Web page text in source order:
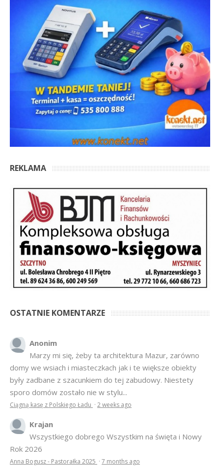
REKLAMA
OSTATNIE KOMENTARZE
Anonim
Marzy mi się, żeby ta architektura Mazur, zarówno
domy we wsiach i miasteczkach jak i te większe obiekty
były zadbane z szacunkiem do tej zabudowy. Niestety
sporo domów zostało nie w stylu...
Ciągną kasę z Polskiego Ładu · 2 weeks ago
Krajan
Wszystkiego dobrego Wszystkim na święta i Nowy
Rok 2026
Anna Bogusz - Pastorałka 2025 · 7 months ago